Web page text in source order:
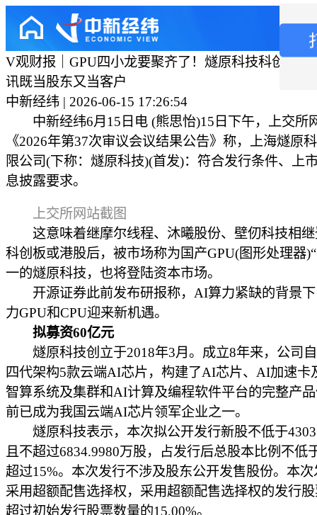
V观财报｜GPU四小龙要聚齐了！燧原科技科创板
讯既当股东又当客户
中新经纬 | 2026-06-15 17:26:54
中新经纬6月15日电 (熊思怡)15日下午，上交所
《2026年第37次审议会议结果公告》称，上海燧原
限公司(下称：燧原科技)(首发)：符合发行条件、上
息披露要求。
上交所网站截图
这意味着继摩尔线程、沐曦股份、壁仞科技相继
科创板或港股后，被市场称为国产GPU(图形处理器
一的燧原科技，也将登陆资本市场。
开源证券此前发布研报称，AI算力紧缺的背景下
力GPU和CPU迎来新机遇。
拟募资60亿元
燧原科技创立于2018年3月。成立8年来，公司
四代架构5款云端AI芯片，构建了AI芯片、AI加速卡
智算系统及集群和AI计算及编程软件平台的完整产
前已成为我国云端AI芯片领军企业之一。
燧原科技表示，本次拟公开发行新股不低于
且不超过6834.9980万股，占发行后总股本比例不低
超过15%。本次发行不涉及股东公开发售股份。本
采用超额配售选择权，采用超额配售选择权的发行
超过初始发行股票数量的15.00%。